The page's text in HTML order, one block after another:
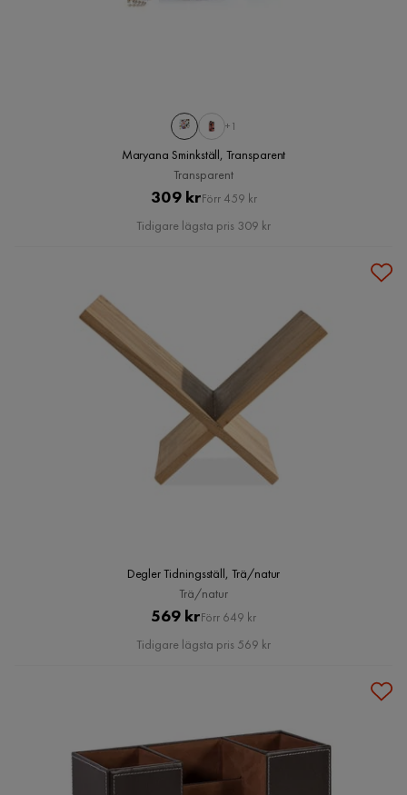
+1
Maryana Sminkställ, Transparent
Transparent
Pris
309 krOriginal
Pris
Förr 459 kr
Tidigare lägsta pris 309 kr
Degler Tidningsställ, Trä/natur
Trä/natur
Pris
569 krOriginal
Pris
Förr 649 kr
Tidigare lägsta pris 569 kr